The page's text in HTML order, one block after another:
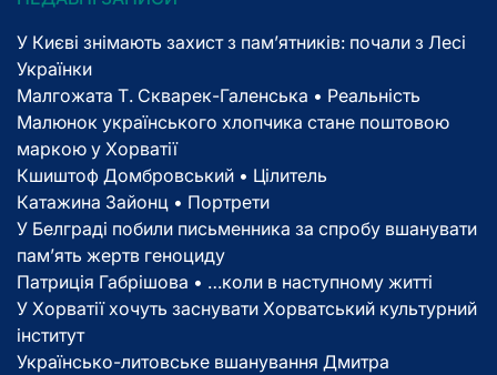
У Києві знімають захист з пам’ятників: почали з Лесі
Українки
Малгожата Т. Скварек-Галенська • Реальність
Малюнок українського хлопчика стане поштовою
маркою у Хорватії
Кшиштоф Домбровський • Цілитель
Катажина Зайонц • Портрети
У Белграді побили письменника за спробу вшанувати
пам’ять жертв геноциду
Патриція Габрішова • …коли в наступному житті
У Хорватії хочуть заснувати Хорватський культурний
інститут
Українсько-литовське вшанування Дмитра